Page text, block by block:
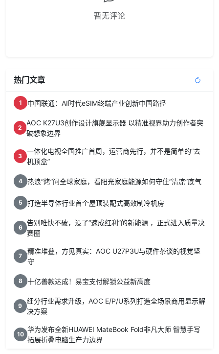
暂无评论
热门文章
1 中国联通：AI时代eSIM终端产业创新中国路径
2
AOC K27U3创作设计旗舰显示器 以精准视界助力创作者突
破想象边界
3
一体化电视全国推广首周，运营商先行，并不是简单的“去
机顶盒”
4 热浪“烤”问全球家庭，看阳光家庭能源如何守住“清凉”底气
5 打造半导体行业首个屋顶装配式高效制冷机房
6
告别唯快不破，没了“速成红利”的新能源 ，正式进入质量决
赛圈
7
精准堆叠，方见真实：AOC U27P3U与硬件茶谈的视觉坚
守
8 十亿善款达成！易宝支付解锁公益新高度
9
细分行业需求升级，AOC E/P/U系列打造全场景商用显示解
决方案
10
华为发布全新HUAWEI MateBook Fold非凡大师 智慧手写
拓展折叠电脑生产力边界